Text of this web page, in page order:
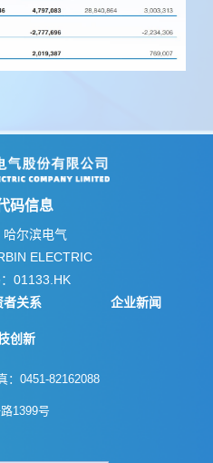
码信息
哈尔滨电气
ELECTRIC
01133.HK
者关系 企业新闻
创新
0451-82162088
1399号